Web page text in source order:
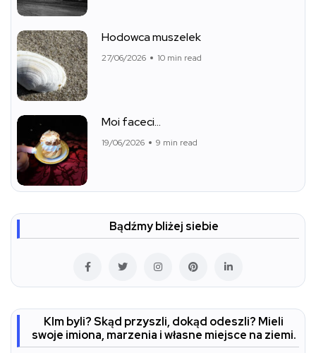
Hodowca muszelek
27/06/2026 10 min read
Moi faceci…
19/06/2026 9 min read
Bądźmy bliżej siebie
KIm byli? Skąd przyszli, dokąd odeszli? Mieli
swoje imiona, marzenia i własne miejsce na ziemi.